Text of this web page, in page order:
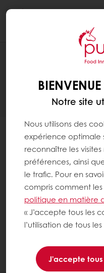
Une demande de
faite
La validation de votre
Si vous vous êtes
que vous n’avez pas
veuillez vérifier votre
pas à contacter votre
Notre site
Nous utilisons des
expérience optimale
reconnaître les
préférences, ainsi
le trafic. Pour en
compris comment
politique en matière
« J’accepte tous les
l’utilisation de tous
J’accepte